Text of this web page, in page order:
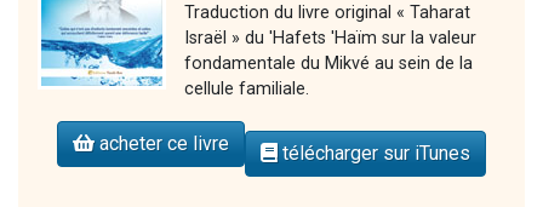
Traduction du livre original « Taharat
Israël » du 'Hafets 'Haïm sur la valeur
fondamentale du Mikvé au sein de la
cellule familiale.
acheter ce livre télécharger sur iTunes